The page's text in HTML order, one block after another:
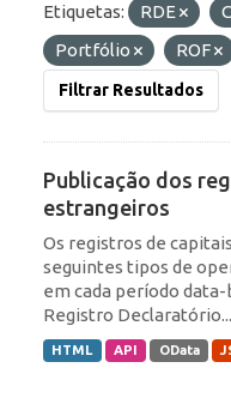
Etiquetas: RDE
Portfólio
ROF
Filtrar Resultados
Publicação dos
estrangeiros
Os registros de
seguintes tipos de
em cada período
Registro Declaratório...
HTML API OData